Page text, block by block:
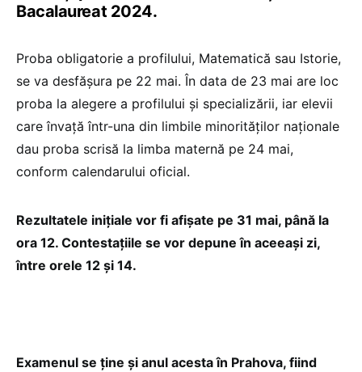
Bacalaureat 2024.
Proba obligatorie a profilului, Matematică sau Istorie,
se va desfășura pe 22 mai. În data de 23 mai are loc
proba la alegere a profilului și specializării, iar elevii
care învață într-una din limbile minorităților naționale
dau proba scrisă la limba maternă pe 24 mai,
conform calendarului oficial.
Rezultatele inițiale vor fi afișate pe 31 mai, până la
ora 12. Contestațiile se vor depune în aceeași zi,
între orele 12 și 14.
Examenul se ține și anul acesta în Prahova, fiind